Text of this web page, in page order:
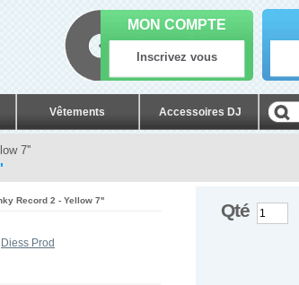
Vêtements Accessoires DJ
MON COMPTE
Inscrivez vous
7''
Record 2 - Yellow 7''
Diess Prod
Qté